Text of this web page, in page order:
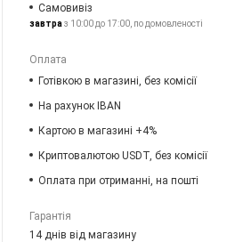
Самовивіз
завтраз 10:00 до 17:00, по домовленості
Оплата
Готівкою в магазині, без комісії
На рахунок IBAN
Картою в магазині +4%
Криптовалютою USDT, без комісії
Оплата при отриманні, на пошті
Гарантія
14 днів від магазину